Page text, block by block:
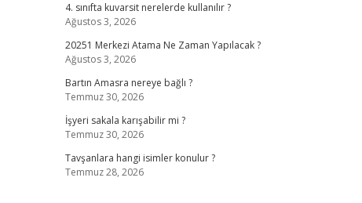
4. sınıfta kuvarsit nerelerde kullanılır ?
Ağustos 3, 2026
20251 Merkezi Atama Ne Zaman Yapılacak ?
Ağustos 3, 2026
Bartın Amasra nereye bağlı ?
Temmuz 30, 2026
İşyeri sakala karışabilir mi ?
Temmuz 30, 2026
Tavşanlara hangi isimler konulur ?
Temmuz 28, 2026